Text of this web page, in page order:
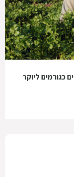
כגורמים ליוקר